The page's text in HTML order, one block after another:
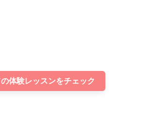
体験レッスンをチェック